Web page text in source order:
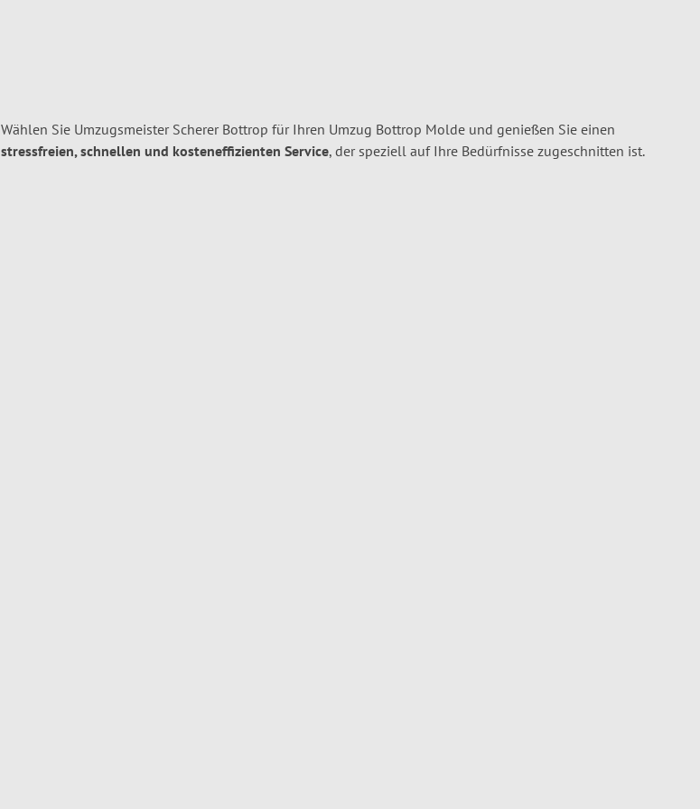
Wählen Sie Umzugsmeister Scherer Bottrop für Ihren Umzug Bottrop Molde und genießen Sie einen
stressfreien, schnellen und kosteneffizienten Service, der speziell auf Ihre Bedürfnisse zugeschnitten ist.